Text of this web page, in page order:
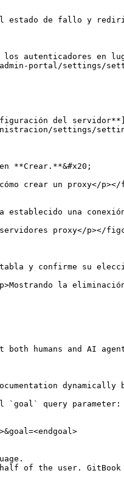
estado de fallo y
autenticadores en
portal/settings/
del
settings/
**Crear.**&#x20;
cómo crear un proxy</
una
servidores proxy</p></
y confirme su
la
humans and AI
dynamically
`goal` query parameter:
of the user.